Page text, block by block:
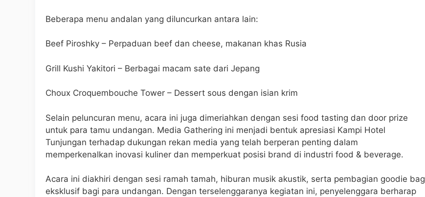
Beberapa menu andalan yang diluncurkan antara lain:
Beef Piroshky – Perpaduan beef dan cheese, makanan khas Rusia
Grill Kushi Yakitori – Berbagai macam sate dari Jepang
Choux Croquembouche Tower – Dessert sous dengan isian krim
Selain peluncuran menu, acara ini juga dimeriahkan dengan sesi food tasting dan door prize
untuk para tamu undangan. Media Gathering ini menjadi bentuk apresiasi Kampi Hotel
Tunjungan terhadap dukungan rekan media yang telah berperan penting dalam
memperkenalkan inovasi kuliner dan memperkuat posisi brand di industri food & beverage.
Acara ini diakhiri dengan sesi ramah tamah, hiburan musik akustik, serta pembagian goodie bag
eksklusif bagi para undangan. Dengan terselenggaranya kegiatan ini, penyelenggara berharap